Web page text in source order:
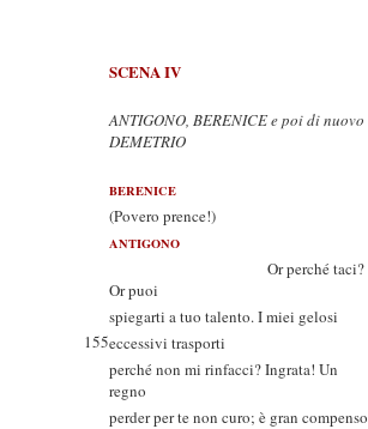
SCENA IV
ANTIGONO, BERENICE e poi di nuovo
DEMETRIO
BERENICE
(Povero prence!)
ANTIGONO
Or perché taci?
Or puoi
spiegarti a tuo talento. I miei gelosi
155eccessivi trasporti
perché non mi rinfacci? Ingrata! Un
regno
perder per te non curo; è gran compenso